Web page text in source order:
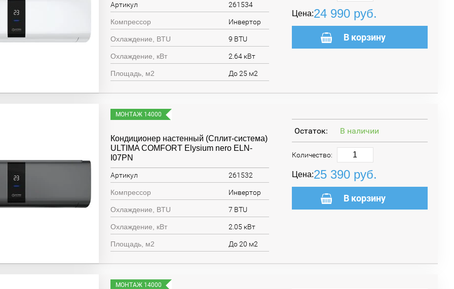
Артикул 261534
Компрессор Инвертор
Охлаждение, BTU 9 BTU
Охлаждение, кВт 2.64 кВт
Площадь, м2 До 25 м2
Цена:24 990руб.
В корзину
МОНТАЖ 14000
Кондиционер настенный (Сплит-система)
ULTIMA COMFORT Elysium nero ELN-
I07PN
Артикул 261532
Компрессор Инвертор
Охлаждение, BTU 7 BTU
Охлаждение, кВт 2.05 кВт
Площадь, м2 До 20 м2
Цена:25 390руб.
Остаток: В наличии
Количество:
В корзину
МОНТАЖ 14000